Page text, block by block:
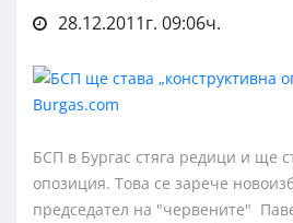
28.12.2011г. 09:06ч.
БСП в Бургас стяга редици и ще
опозиция. Това се зарече
председател на "червените"